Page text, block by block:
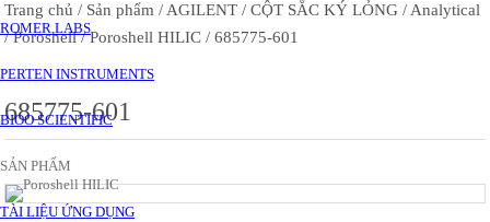
ROMER LABS
PERTEN INSTRUMENTS
BIOO SCIENTIFIC
SẢN PHẨM
TÀI LIỆU ỨNG DỤNG
Trang chủ / Sản phẩm / AGILENT / CỘT SẮC KÝ LỎNG / Analytical
/ Poroshell/ Poroshell HILIC / 685775-601
685775-601